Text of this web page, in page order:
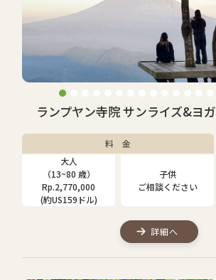
ランプヤン寺院 サンライズ&ヨガ
料 金
大人
（13~80 歳）
Rp.2,770,000
(約US159ドル)
子供
ご相談ください
詳細へ